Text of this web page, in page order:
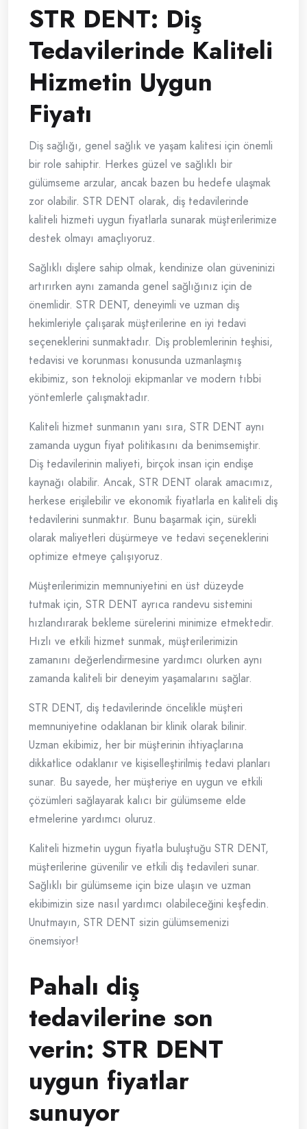
STR DENT: Diş
Tedavilerinde Kaliteli
Hizmetin Uygun
Fiyatı
Diş sağlığı, genel sağlık ve yaşam kalitesi için önemli
bir role sahiptir. Herkes güzel ve sağlıklı bir
gülümseme arzular, ancak bazen bu hedefe ulaşmak
zor olabilir. STR DENT olarak, diş tedavilerinde
kaliteli hizmeti uygun fiyatlarla sunarak müşterilerimize
destek olmayı amaçlıyoruz.
Sağlıklı dişlere sahip olmak, kendinize olan güveninizi
artırırken aynı zamanda genel sağlığınız için de
önemlidir. STR DENT, deneyimli ve uzman diş
hekimleriyle çalışarak müşterilerine en iyi tedavi
seçeneklerini sunmaktadır. Diş problemlerinin teşhisi,
tedavisi ve korunması konusunda uzmanlaşmış
ekibimiz, son teknoloji ekipmanlar ve modern tıbbi
yöntemlerle çalışmaktadır.
Kaliteli hizmet sunmanın yanı sıra, STR DENT aynı
zamanda uygun fiyat politikasını da benimsemiştir.
Diş tedavilerinin maliyeti, birçok insan için endişe
kaynağı olabilir. Ancak, STR DENT olarak amacımız,
herkese erişilebilir ve ekonomik fiyatlarla en kaliteli diş
tedavilerini sunmaktır. Bunu başarmak için, sürekli
olarak maliyetleri düşürmeye ve tedavi seçeneklerini
optimize etmeye çalışıyoruz.
Müşterilerimizin memnuniyetini en üst düzeyde
tutmak için, STR DENT ayrıca randevu sistemini
hızlandırarak bekleme sürelerini minimize etmektedir.
Hızlı ve etkili hizmet sunmak, müşterilerimizin
zamanını değerlendirmesine yardımcı olurken aynı
zamanda kaliteli bir deneyim yaşamalarını sağlar.
STR DENT, diş tedavilerinde öncelikle müşteri
memnuniyetine odaklanan bir klinik olarak bilinir.
Uzman ekibimiz, her bir müşterinin ihtiyaçlarına
dikkatlice odaklanır ve kişiselleştirilmiş tedavi planları
sunar. Bu sayede, her müşteriye en uygun ve etkili
çözümleri sağlayarak kalıcı bir gülümseme elde
etmelerine yardımcı oluruz.
Kaliteli hizmetin uygun fiyatla buluştuğu STR DENT,
müşterilerine güvenilir ve etkili diş tedavileri sunar.
Sağlıklı bir gülümseme için bize ulaşın ve uzman
ekibimizin size nasıl yardımcı olabileceğini keşfedin.
Unutmayın, STR DENT sizin gülümsemenizi
önemsiyor!
Pahalı diş
tedavilerine son
verin: STR DENT
uygun fiyatlar
sunuyor